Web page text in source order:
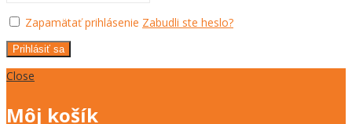
Zapamätať prihlásenie Zabudli ste heslo?
Prihlásiť sa
Close
Môj košík